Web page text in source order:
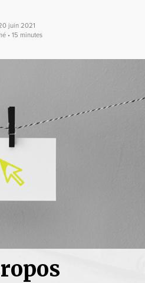
juin 2021
• 15 minutes